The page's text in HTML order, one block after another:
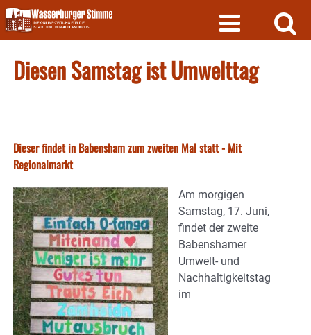
Skip
to
content
Diesen Samstag ist Umwelttag
Dieser findet in Babensham zum zweiten Mal statt - Mit
Regionalmarkt
Am morgigen
Samstag, 17. Juni,
findet der zweite
Babenshamer
Umwelt- und
Nachhaltigkeitstag
im